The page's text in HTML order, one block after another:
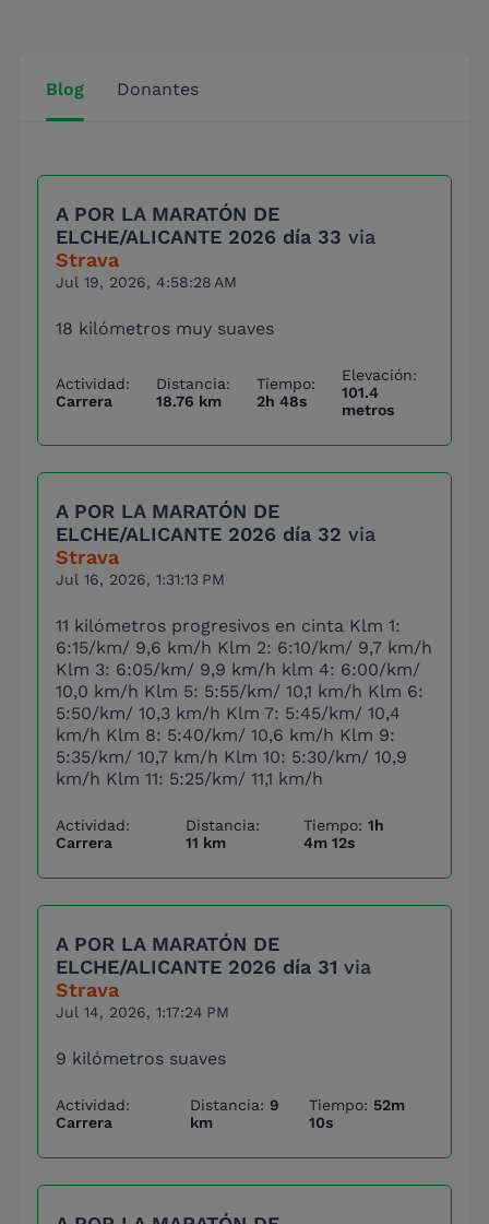
Blog Donantes
A POR LA MARATÓN DE
ELCHE/ALICANTE 2026 día 33 via
Strava
Jul 19, 2026, 4:58:28 AM
18 kilómetros muy suaves
Actividad:
Carrera
Distancia:
18.76 km
Tiempo:
2h 48s
Elevación:
101.4
metros
A POR LA MARATÓN DE
ELCHE/ALICANTE 2026 día 32 via
Strava
Jul 16, 2026, 1:31:13 PM
11 kilómetros progresivos en cinta Klm 1:
6:15/km/ 9,6 km/h Klm 2: 6:10/km/ 9,7 km/h
Klm 3: 6:05/km/ 9,9 km/h klm 4: 6:00/km/
10,0 km/h Klm 5: 5:55/km/ 10,1 km/h Klm 6:
5:50/km/ 10,3 km/h Klm 7: 5:45/km/ 10,4
km/h Klm 8: 5:40/km/ 10,6 km/h Klm 9:
5:35/km/ 10,7 km/h Klm 10: 5:30/km/ 10,9
km/h Klm 11: 5:25/km/ 11,1 km/h
Actividad:
Carrera
Distancia:
11 km
Tiempo: 1h
4m 12s
A POR LA MARATÓN DE
ELCHE/ALICANTE 2026 día 31 via
Strava
Jul 14, 2026, 1:17:24 PM
9 kilómetros suaves
Actividad:
Carrera
Distancia: 9
km
Tiempo: 52m
10s